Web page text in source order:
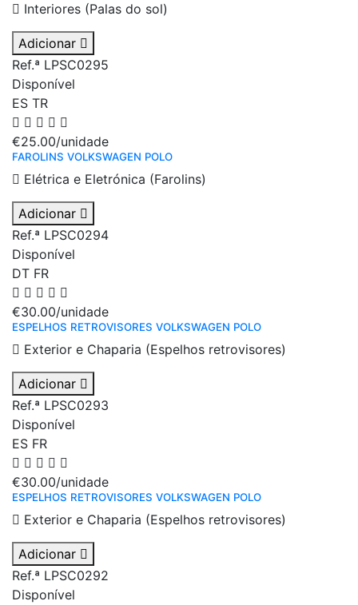
Interiores (Palas do sol)
Adicionar
Ref.ª LPSC0295
Disponível
ES TR
€25.00/unidade
FAROLINS VOLKSWAGEN POLO
Elétrica e Eletrónica (Farolins)
Adicionar
Ref.ª LPSC0294
Disponível
DT FR
€30.00/unidade
ESPELHOS RETROVISORES VOLKSWAGEN POLO
Exterior e Chaparia (Espelhos retrovisores)
Adicionar
Ref.ª LPSC0293
Disponível
ES FR
€30.00/unidade
ESPELHOS RETROVISORES VOLKSWAGEN POLO
Exterior e Chaparia (Espelhos retrovisores)
Adicionar
Ref.ª LPSC0292
Disponível